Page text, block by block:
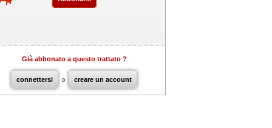
Già abbonato a questo trattato ?
connettersi o creare un account